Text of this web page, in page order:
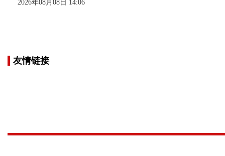
2026年08月08日 14:06
友情链接